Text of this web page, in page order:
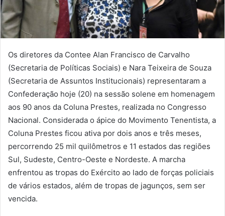
Os diretores da Contee Alan Francisco de Carvalho
(Secretaria de Políticas Sociais) e Nara Teixeira de Souza
(Secretaria de Assuntos Institucionais) representaram a
Confederação hoje (20) na sessão solene em homenagem
aos 90 anos da Coluna Prestes, realizada no Congresso
Nacional. Considerada o ápice do Movimento Tenentista, a
Coluna Prestes ficou ativa por dois anos e três meses,
percorrendo 25 mil quilômetros e 11 estados das regiões
Sul, Sudeste, Centro-Oeste e Nordeste. A marcha
enfrentou as tropas do Exército ao lado de forças policiais
de vários estados, além de tropas de jagunços, sem ser
vencida.